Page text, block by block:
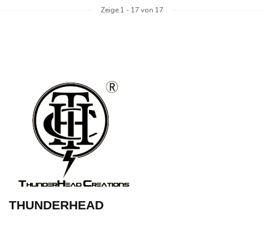
Zeige 1 - 17von 17
THUNDERHEAD